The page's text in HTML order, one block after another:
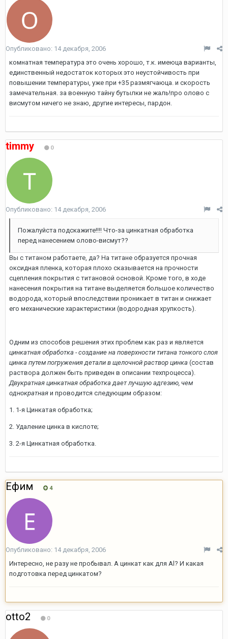
Опубликовано: 14 декабря, 2006
комнатная температура это очень хорошо, т.к. имеюца варианты,
единственный недостаток которых это неустойчивость при
повышении температуры, уже при +35 размягчаюца. и скорость
замечательная. за военную тайну бутылки не жаль!про олово с
висмутом ничего не знаю, другие интересы, пардон.
timmy 0
Опубликовано: 14 декабря, 2006
Пожалуйста подскажите!!!! Что-за цинкатная обработка
перед нанесением олово-висмут??
Вы с титаном работаете, да? На титане образуется прочная
оксидная пленка, которая плохо сказывается на прочности
сцепления покрытия с титановой основой. Кроме того, в ходе
нанесения покрытия на титане выделяется большое количество
водорода, который впоследствии проникает в титан и снижает
его механические характеристики (водородная хрупкость).
Одним из способов решения этих проблем как раз и является
цинкатная обработка - создание на поверхности титана тонкого слоя
цинка путем погружения детали в щелочной раствор цинка (состав
раствора должен быть приведен в описании техпроцесса).
Двукратная цинкатная обработка дает лучшую адгезию, чем
однократная и проводится следующим образом:
1. 1-я Цинкатая обработка;
2. Удаление цинка в кислоте;
3. 2-я Цинкатная обработка.
Ефим 4
Опубликовано: 14 декабря, 2006
Интересно, не разу не пробывал. А цинкат как для Al? И какая
подготовка перед цинкатом?
otto2 0